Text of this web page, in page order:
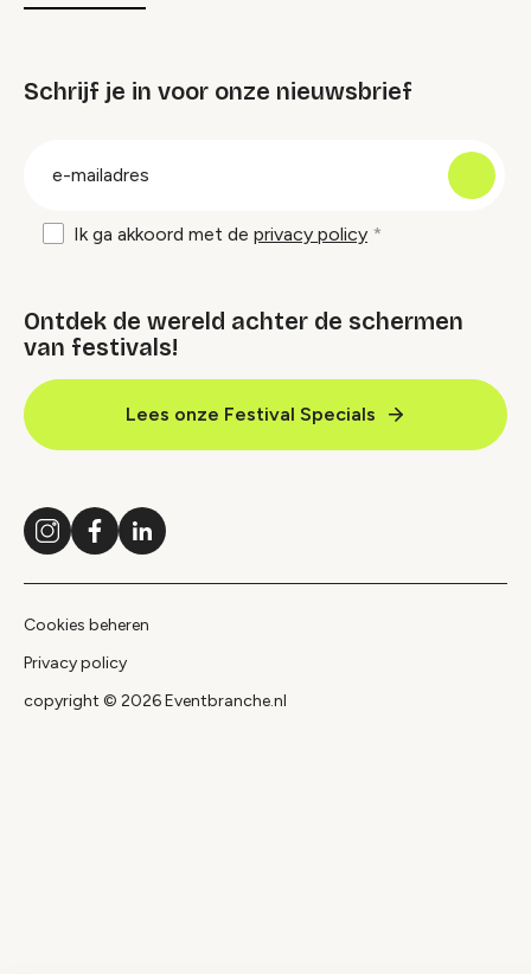
Schrijf je in voor onze nieuwsbrief
Ik ga akkoord met de privacy policy
Ontdek de wereld achter de schermen
van festivals!
Lees onze Festival Specials
InstagramFacebookLinkedIn
Cookies beheren
Privacy policy
copyright © 2026 Eventbranche.nl